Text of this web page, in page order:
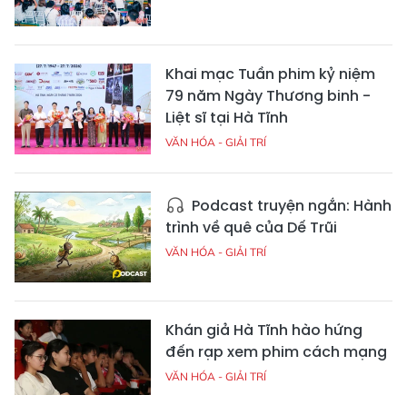
Khai mạc Tuần phim kỷ niệm
79 năm Ngày Thương binh -
Liệt sĩ tại Hà Tĩnh
VĂN HÓA - GIẢI TRÍ
Podcast truyện ngắn: Hành
trình về quê của Dế Trũi
VĂN HÓA - GIẢI TRÍ
Khán giả Hà Tĩnh hào hứng
đến rạp xem phim cách mạng
VĂN HÓA - GIẢI TRÍ